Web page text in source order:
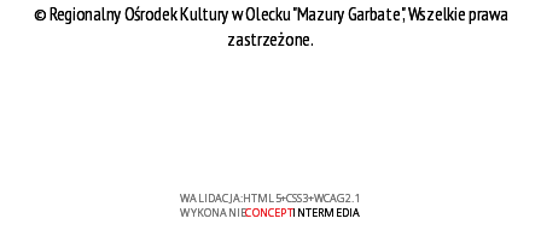
© Regionalny Ośrodek Kultury w Olecku "Mazury Garbate", Wszelkie prawa
zastrzeżone.
WALIDACJA:HTML5+CSS3+WCAG 2.1
WYKONANIECONCEPTINTERMEDIA